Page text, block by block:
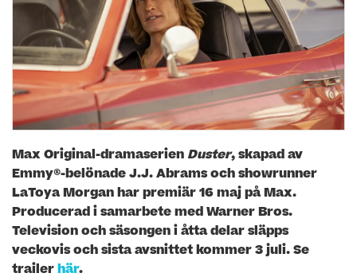
Max Original-dramaserien Duster, skapad av
Emmy®-belönade J.J. Abrams och showrunner
LaToya Morgan har premiär 16 maj på Max.
Producerad i samarbete med Warner Bros.
Television och säsongen i åtta delar släpps
veckovis och sista avsnittet kommer 3 juli. Se
trailer här.